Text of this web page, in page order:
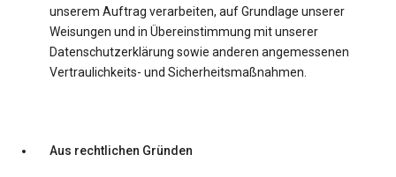
unserem Auftrag verarbeiten, auf Grundlage unserer
Weisungen und in Übereinstimmung mit unserer
Datenschutzerklärung sowie anderen angemessenen
Vertraulichkeits- und Sicherheitsmaßnahmen.
Aus rechtlichen Gründen